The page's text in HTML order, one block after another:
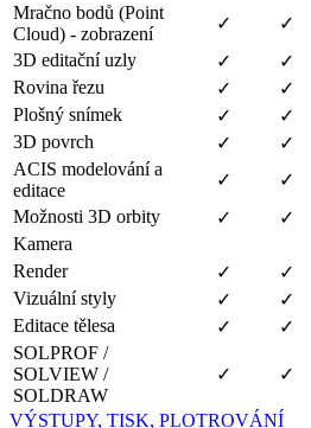
Mračno bodů (Point
Cloud) - zobrazení
✓ ✓
3D editační uzly
✓ ✓
Rovina řezu
✓ ✓
Plošný snímek
✓ ✓
3D povrch
✓ ✓
ACIS modelování a
editace
✓ ✓
Možnosti 3D orbity
✓ ✓
Kamera
Render
✓ ✓
Vizuální styly
✓ ✓
Editace tělesa
✓ ✓
SOLPROF /
SOLVIEW /
SOLDRAW
✓ ✓
VÝSTUPY, TISK, PLOTROVÁNÍ